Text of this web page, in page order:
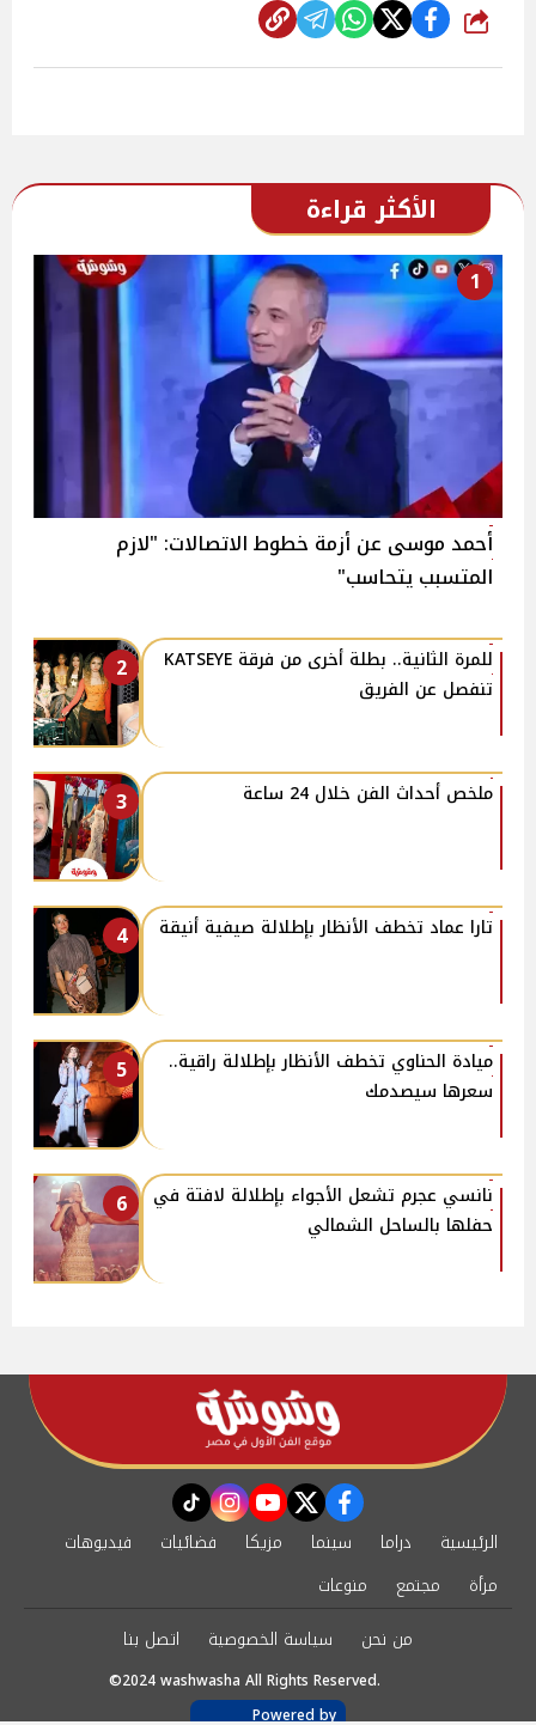
شارك
الأكثر قراءة
1
أحمد موسى عن أزمة خطوط الاتصالات: "لازم
المتسبب يتحاسب"
2
للمرة الثانية.. بطلة أخرى من فرقة KATSEYE
تنفصل عن الفريق
3 ملخص أحداث الفن خلال 24 ساعة
4 تارا عماد تخطف الأنظار بإطلالة صيفية أنيقة
5
ميادة الحناوي تخطف الأنظار بإطلالة راقية..
سعرها سيصدمك
6
نانسي عجرم تشعل الأجواء بإطلالة لافتة في
حفلها بالساحل الشمالي
facebook
twitter
youtube
instagram
tiktok
الرئيسية دراما سينما مزيكا فضائيات
فيديوهات
مرأة
مجتمع
منوعات
من نحن
سياسة الخصوصية اتصل بنا
©2024 washwasha All Rights Reserved.
Powered by